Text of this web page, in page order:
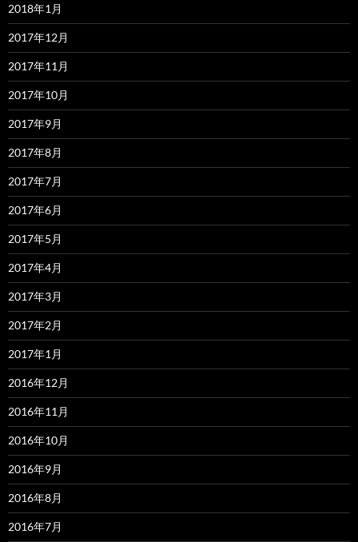
2018年1月
2017年12月
2017年11月
2017年10月
2017年9月
2017年8月
2017年7月
2017年6月
2017年5月
2017年4月
2017年3月
2017年2月
2017年1月
2016年12月
2016年11月
2016年10月
2016年9月
2016年8月
2016年7月